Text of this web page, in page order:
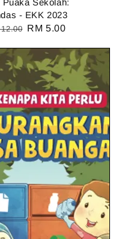
- EKK 2023
Sale
RM 5.00